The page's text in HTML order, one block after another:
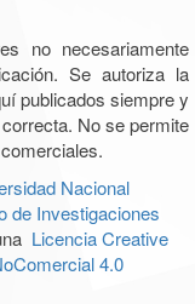
no necesariamente
Se autoriza la
publicados siempre y
No se permite
Nacional
de Investigaciones
Licencia Creative
4.0